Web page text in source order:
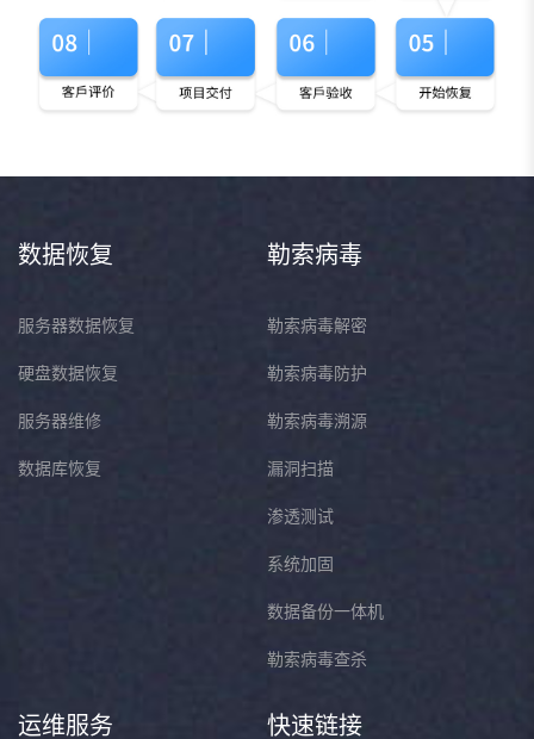
数据恢复
服务器数据恢复
硬盘数据恢复
服务器维修
数据库恢复
勒索病毒
勒索病毒解密
勒索病毒防护
勒索病毒溯源
漏洞扫描
渗透测试
系统加固
数据备份一体机
勒索病毒查杀
运维服务 快速链接